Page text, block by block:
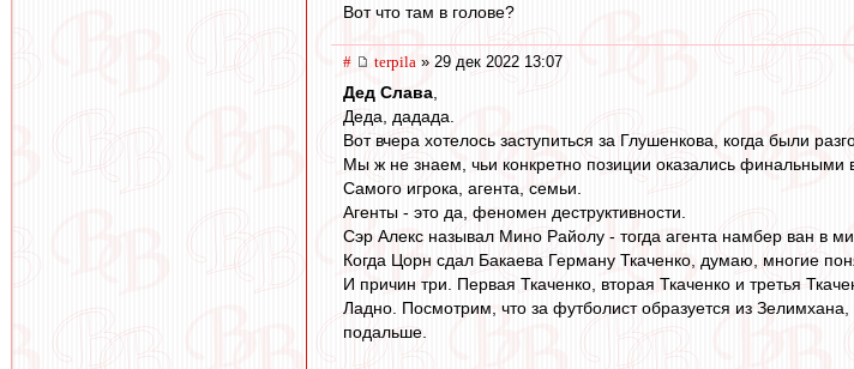
Вот что там в голове?
# terpila » 29 дек 2022 13:07
Дед Слава
Деда, дадада.
Вот вчера хотелось заступиться за Глушенкова, когда были
Мы ж не знаем, чьи конкретно позиции оказались финальными
Самого игрока, агента, семьи.
Агенты - это да, феномен деструктивности.
Сэр Алекс называл Мино Райолу - тогда агента намбер ван в
Когда Цорн сдал Бакаева Герману Ткаченко, думаю, многие
И причин три. Первая Ткаченко, вторая Ткаченко и третья
Ладно. Посмотрим, что за футболист образуется из
подальше.